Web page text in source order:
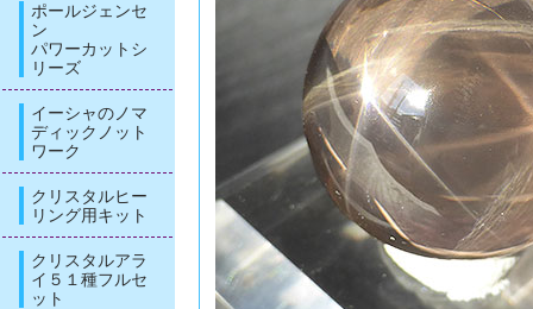
ポールジェンセ
ン
パワーカットシ
リーズ
イーシャのノマ
ディックノット
ワーク
クリスタルヒー
リング用キット
クリスタルアラ
イ５１種フルセ
ット